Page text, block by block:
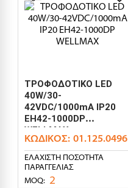
ΤΡΟΦΟΔΟΤΙΚΟ LED
40W/30-
42VDC/1000mA IP20
EH42-1000DP
WELLMAX
ΚΩΔΙΚΌΣ: 01.125.0496
ΕΛΆΧΙΣΤΗ ΠΟΣΌΤΗΤΑ
ΠΑΡΑΓΓΕΛΊΑΣ
MOQ: 2